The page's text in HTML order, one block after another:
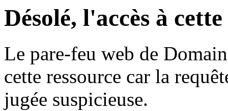
Désolé, l'accès à
Le pare-feu web de
cette ressource car la
jugée suspicieuse.